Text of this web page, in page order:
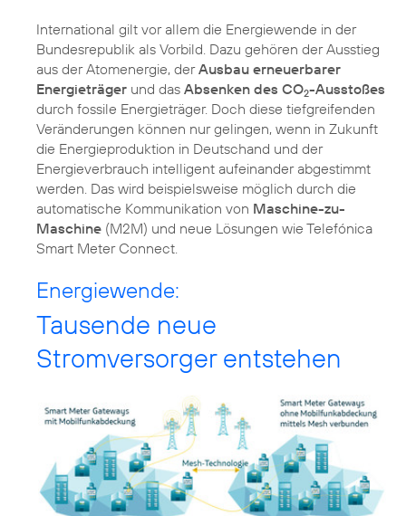
International gilt vor allem die Energiewende in der
Bundesrepublik als Vorbild. Dazu gehören der Ausstieg
aus der Atomenergie, derAusbau erneuerbarer
Energieträger und das Absenken des CO2-Ausstoßes
durch fossile Energieträger. Doch diese tiefgreifenden
Veränderungen können nur gelingen, wenn in Zukunft
die Energieproduktion in Deutschand und der
Energieverbrauch intelligent aufeinander abgestimmt
werden. Das wird beispielsweise möglich durch die
automatische Kommunikation von Maschine-zu-
Maschine (M2M) und neue Lösungen wie Telefónica
Smart Meter Connect.
Energiewende:
Tausende neue
Stromversorger entstehen